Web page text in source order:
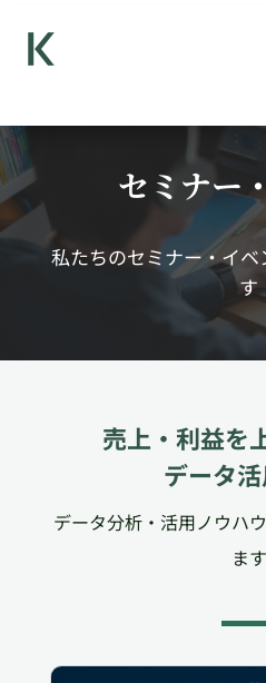
セミナー
私たちのセミナー・イ
す
売上・利益を
データ
データ分析・活用ノウハ
ます